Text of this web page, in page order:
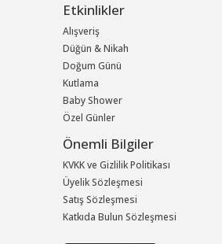
Etkinlikler
Alışveriş
Düğün & Nikah
Doğum Günü
Kutlama
Baby Shower
Özel Günler
Önemli Bilgiler
KVKK ve Gizlilik Politikası
Üyelik Sözleşmesi
Satış Sözleşmesi
Katkıda Bulun Sözleşmesi